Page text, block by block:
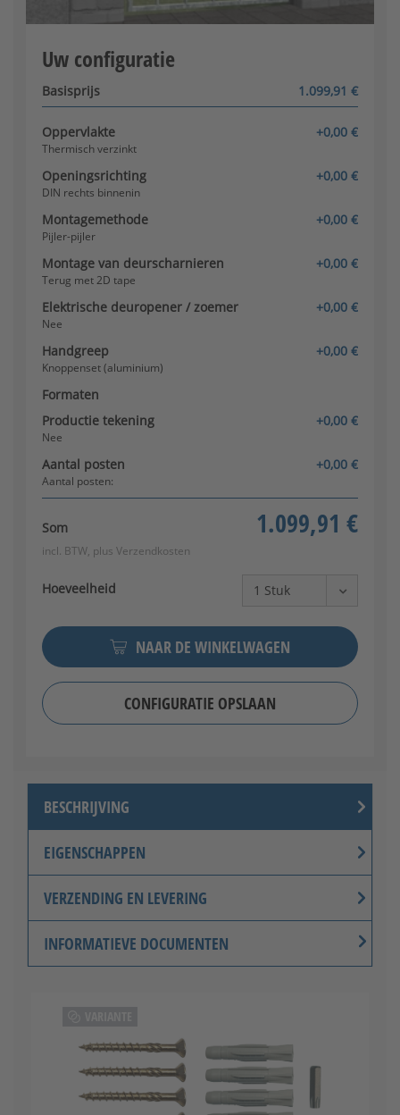
Klink/knop (aluminium)
Knoppenset (aluminium) -
Knopset (roestvrij staal)
Klinkenset (roestvrij staal)
Klink/knop (roestvrij staal)
inwendig draaibaar
Uw configuratie
Basisprijs 1.099,91 €
Oppervlakte +0,00 €
Thermisch verzinkt
Openingsrichting +0,00 €
DIN rechts binnenin
Montagemethode +0,00 €
Pijler-pijler
Montage van deurscharnieren +0,00 €
Terug met 2D tape
Elektrische deuropener / zoemer +0,00 €
Nee
Handgreep +0,00 €
Knoppenset (aluminium)
Formaten
Productie tekening
+0,00 €
Nee
Aantal posten +0,00 €
Aantal posten:
Som 1.099,91 €
incl. BTW, plus Verzendkosten
Hoeveelheid
NAAR DE WINKELWAGEN
CONFIGURATIE OPSLAAN
Configurator wordt geladen
BESCHRIJVING
EIGENSCHAPPEN
VERZENDING EN LEVERING
INFORMATIEVE DOCUMENTEN